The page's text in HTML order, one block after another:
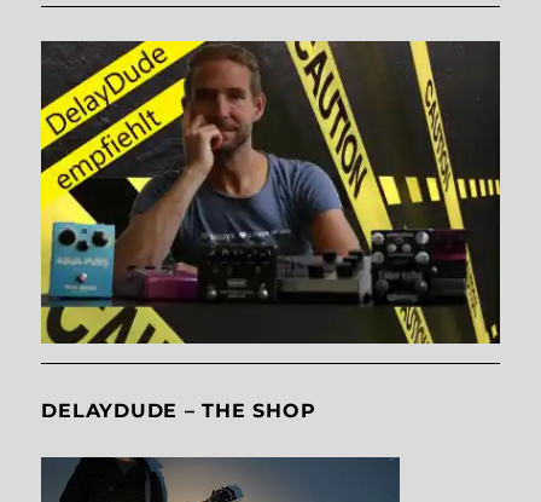
DELAYDUDE – THE SHOP